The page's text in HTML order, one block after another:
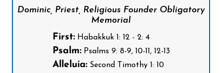
Dominic, Priest, Religious Founder Obligatory
Memorial
First:Habakkuk 1: 12 - 2: 4
Psalm:Psalms 9: 8-9, 10-11, 12-13
Alleluia:Second Timothy 1: 10